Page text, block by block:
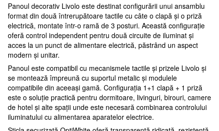
Panoul decorativ Livolo este destinat configurării unui ansamblu
format din două întrerupătoare tactile cu câte o clapă și o priză
electrică, montate într-o ramă de 3 posturi. Această configurație
oferă control independent pentru două circuite de iluminat și
acces la un punct de alimentare electrică, păstrând un aspect
modern și unitar.
Panoul este compatibil cu mecanismele tactile și prizele Livolo și
se montează împreună cu suportul metalic și modulele
compatibile din aceeași gamă. Configurația 1+1 clapă + 1 priză
este o soluție practică pentru dormitoare, livinguri, birouri, camere
de hotel și alte spații unde este necesară combinarea controlului
iluminatului cu alimentarea aparatelor electrice.